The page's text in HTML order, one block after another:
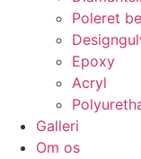
Poleret
Epoxy
Acryl
Galleri
Om os